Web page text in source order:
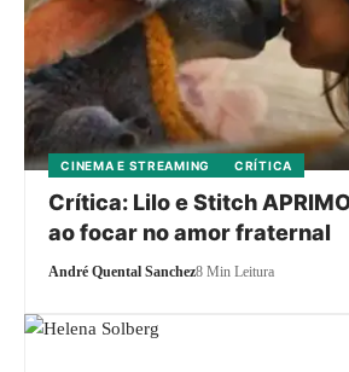
CINEMA E STREAMING CRÍTICA
Crítica: Lilo e Stitch
ao focar no amor fraternal
André Quental Sanchez8 Min Leitura